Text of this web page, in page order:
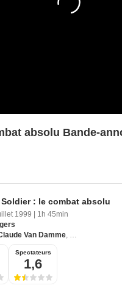
absolu Bande-
: le combat absolu
1999
1h 45min
Van Damme, Michael Jai
Spectateurs
1,6